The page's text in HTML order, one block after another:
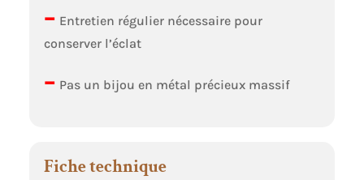
– Entretien régulier nécessaire pour
conserver l’éclat
– Pas un bijou en métal précieux massif
Fiche technique